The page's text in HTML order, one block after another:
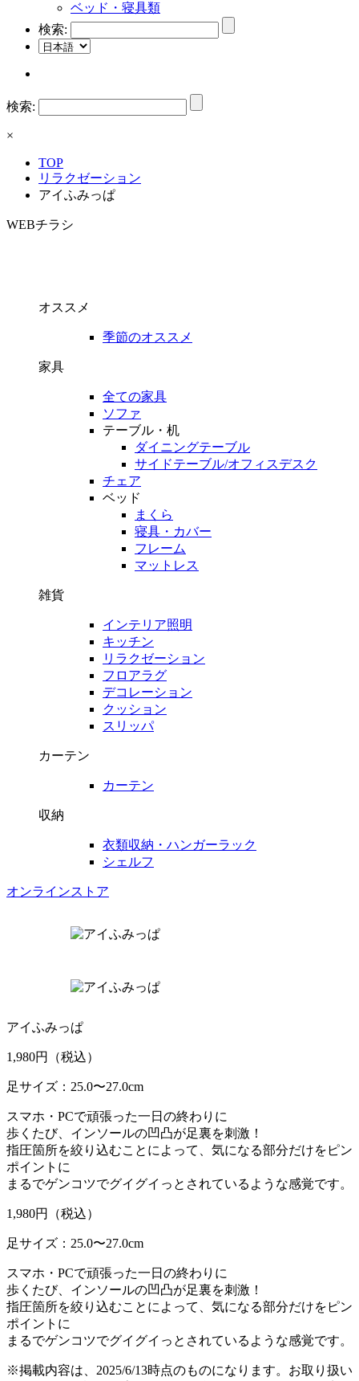
ベッド・寝具類
検索:
検索:
×
TOP
リラクゼーション
アイふみっぱ
WEBチラシ
オススメ
季節のオススメ
家具
全ての家具
ソファ
テーブル・机
ダイニングテーブル
サイドテーブル/オフィスデスク
チェア
ベッド
まくら
寝具・カバー
フレーム
マットレス
雑貨
インテリア照明
キッチン
リラクゼーション
フロアラグ
デコレーション
クッション
スリッパ
カーテン
カーテン
収納
衣類収納・ハンガーラック
シェルフ
オンラインストア
アイふみっぱ
1,980円（税込）
足サイズ：25.0〜27.0cm
スマホ・PCで頑張った一日の終わりに
歩くたび、インソールの凹凸が足裏を刺激！
指圧箇所を絞り込むことによって、気になる部分だけをピン
ポイントに
まるでゲンコツでグイグイっとされているような感覚です。
1,980円（税込）
足サイズ：25.0〜27.0cm
スマホ・PCで頑張った一日の終わりに
歩くたび、インソールの凹凸が足裏を刺激！
指圧箇所を絞り込むことによって、気になる部分だけをピン
ポイントに
まるでゲンコツでグイグイっとされているような感覚です。
※掲載内容は、2025/6/13時点のものになります。お取り扱い